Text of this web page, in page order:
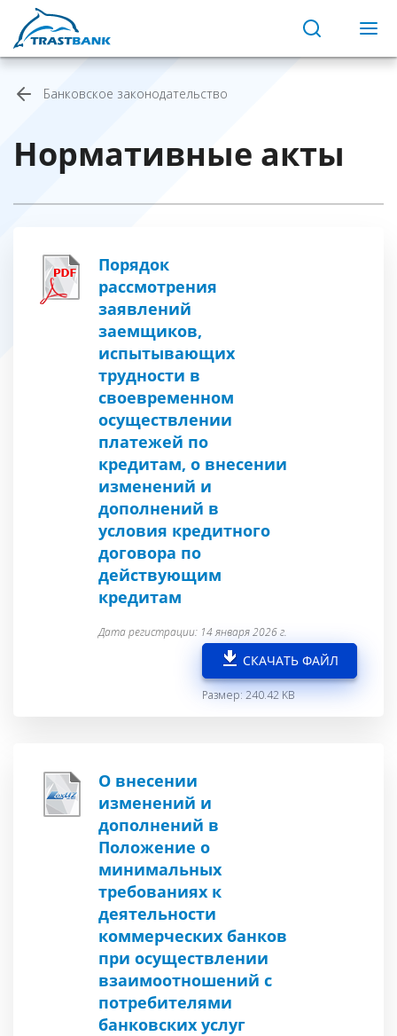
Банковское законодательство
Нормативные акты
Порядок
рассмотрения
заявлений
заемщиков,
испытывающих
трудности в
своевременном
осуществлении
платежей по
кредитам, о внесении
изменений и
дополнений в
условия кредитного
договора по
действующим
кредитам
Дата регистрации: 14 января 2026 г.
СКАЧАТЬ ФАЙЛ
Размер: 240.42 KB
О внесении
изменений и
дополнений в
Положение о
минимальных
требованиях к
деятельности
коммерческих банков
при осуществлении
взаимоотношений с
потребителями
банковских услуг